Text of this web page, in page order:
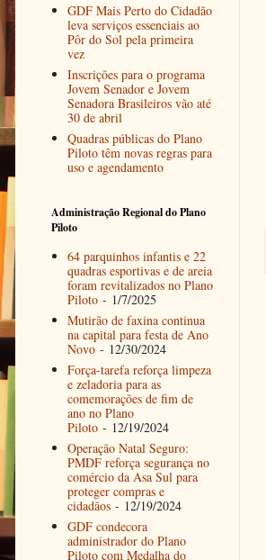
GDF Mais Perto do Cidadão
leva serviços essenciais ao
Pôr do Sol pela primeira
vez
Inscrições para o programa
Jovem Senador e Jovem
Senadora Brasileiros vão até
30 de abril
Quadras públicas do Plano
Piloto têm novas regras para
uso e agendamento
Administração Regional do Plano
Piloto
64 parquinhos infantis e 22
quadras esportivas e de areia
foram revitalizados no Plano
Piloto- 1/7/2025
Mutirão de faxina continua
na capital para festa de Ano
Novo- 12/30/2024
Força-tarefa reforça limpeza
e zeladoria para as
comemorações de fim de
ano no Plano
Piloto- 12/19/2024
Operação Natal Seguro:
PMDF reforça segurança no
comércio da Asa Sul para
proteger compras e
cidadãos- 12/19/2024
GDF condecora
administrador do Plano
Piloto com Medalha do